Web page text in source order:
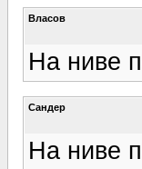
Власов
На ниве
Сандер
На ниве